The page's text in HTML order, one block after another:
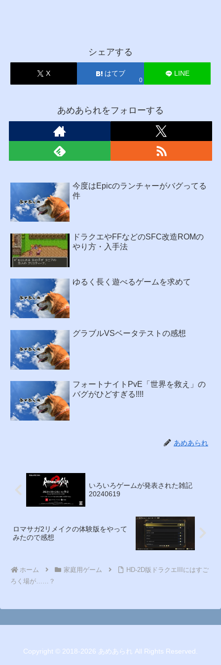
シェアする
X はてブ
0
LINE
あめあられをフォローする
今度はEpicのランチャーがバグってる
件
ドラクエやFFなどのSFC改造ROMの
やり方・入手法
ゆるく長く遊べるゲームを求めて
グラブルVSベータテストの感想
フォートナイトPvE「世界を救え」の
バグがひどすぎる!!!!
あめあられ
いろいろゲームが発表された雑記
20240619
ロマサガ2リメイクの体験版をやって
みたので感想
ホーム 家庭用ゲーム
HD-2D版ドラクエIIIにはすご
ろく場が……？
Copyright © 2018-2026 あめあられ All Rights Reserved.